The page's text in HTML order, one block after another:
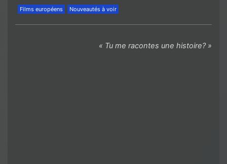
Films européens Nouveautés à voir
« Tu me racontes une histoire? »